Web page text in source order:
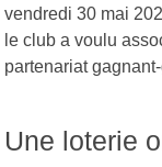
vendredi 30 mai
le club a voulu
partenariat
Une loterie